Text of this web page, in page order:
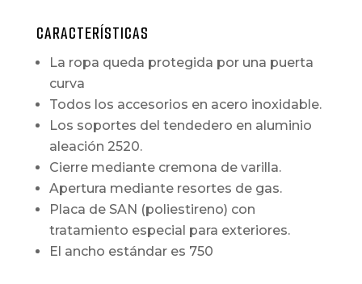
CARACTERÍSTICAS
La ropa queda protegida por una puerta
curva
Todos los accesorios en acero inoxidable.
Los soportes del tendedero en aluminio
aleación 2520.
Cierre mediante cremona de varilla.
Apertura mediante resortes de gas.
Placa de SAN (poliestireno) con
tratamiento especial para exteriores.
El ancho estándar es 750